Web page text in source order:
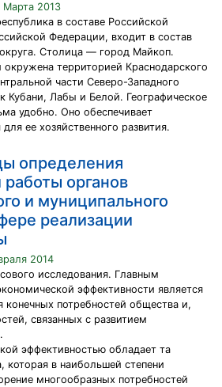
Марта 2013
в составе Российской
Федерации, входит в состав
Столица — город Майкоп.
окружена территорией Краснодарского
части Северо-Западного
Кубани, Лабы и Белой. Географическое
удобно. Оно обеспечивает
ее хозяйственного развития.
определения
органов
и муниципального
реализации
2014
исследования. Главным
эффективности является
конечных потребностей общества и,
связанных с развитием
эффективностью обладает та
которая в наибольшей степени
многообразных потребностей